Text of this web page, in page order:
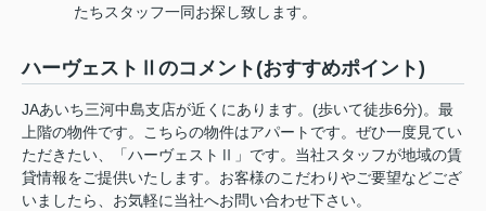
たちスタッフ一同お探し致します。
ハーヴェストⅡのコメント(おすすめポイント)
JAあいち三河中島支店が近くにあります。(歩いて徒歩6分)。最
上階の物件です。こちらの物件はアパートです。ぜひ一度見てい
ただきたい、「ハーヴェストⅡ」です。当社スタッフが地域の賃
貸情報をご提供いたします。お客様のこだわりやご要望などござ
いましたら、お気軽に当社へお問い合わせ下さい。